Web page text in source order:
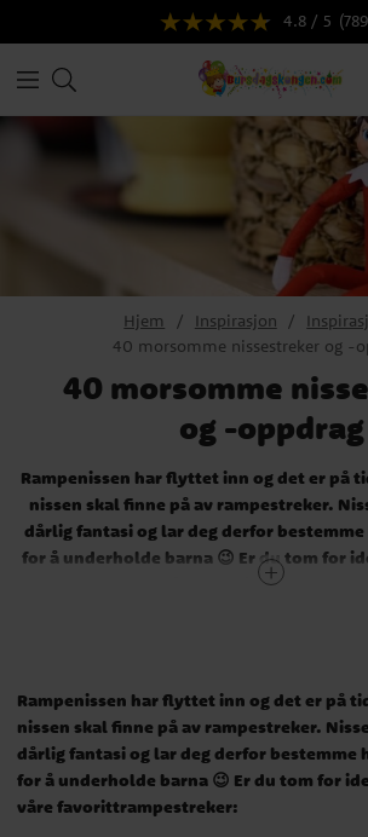
4.8 / 5
Hjem Inspirasjon
40 morsomme nissestreker og -
40 morsomme
og -oppdrag
Rampenissen har flyttet inn og det er på
nissen skal finne på av rampestreker.
dårlig fantasi og lar deg derfor
for å underholde barna 😉 Er du tom for
våre
Nissen har hengt opp
Nissen har tegnet/skrevet
Nissen har helt
Rampenissen har flyttet inn og det er på
nissen skal finne på av rampestreker.
dårlig fantasi og lar deg derfor bestemme
for å underholde barna 😉 Er du tom for
våre favorittrampestreker: